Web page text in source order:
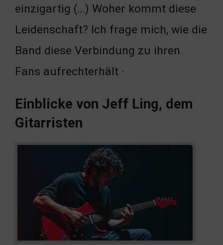
einzigartig (…) Woher kommt diese
Leidenschaft? Ich frage mich, wie die
Band diese Verbindung zu ihren
Fans aufrechterhält ·
Einblicke von Jeff Ling, dem
Gitarristen